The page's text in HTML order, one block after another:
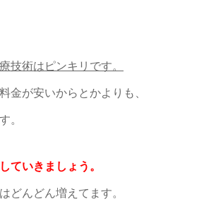
技術はピンキリです。
金が安いからとかよりも、
。
ていきましょう。
どんどん増えてます。